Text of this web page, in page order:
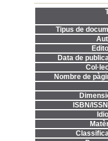
Tipus de
Data de
Nombre de
ISBN/